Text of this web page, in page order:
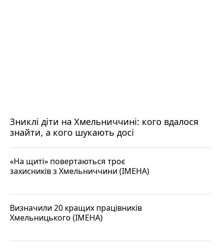
Зниклі діти на Хмельниччині: кого вдалося
знайти, а кого шукають досі
«На щиті» повертаються троє
захисників з Хмельниччини (ІМЕНА)
Визначили 20 кращих працівників
Хмельницького (ІМЕНА)